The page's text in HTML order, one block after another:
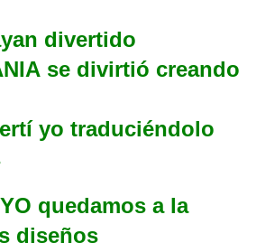
divertido
se divirtió creando
yo traduciéndolo
quedamos a la
diseños